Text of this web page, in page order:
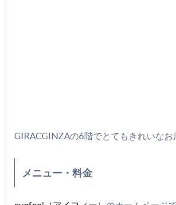
GIRACGINZAの6階でとてもきれいなお
メニュー・料金